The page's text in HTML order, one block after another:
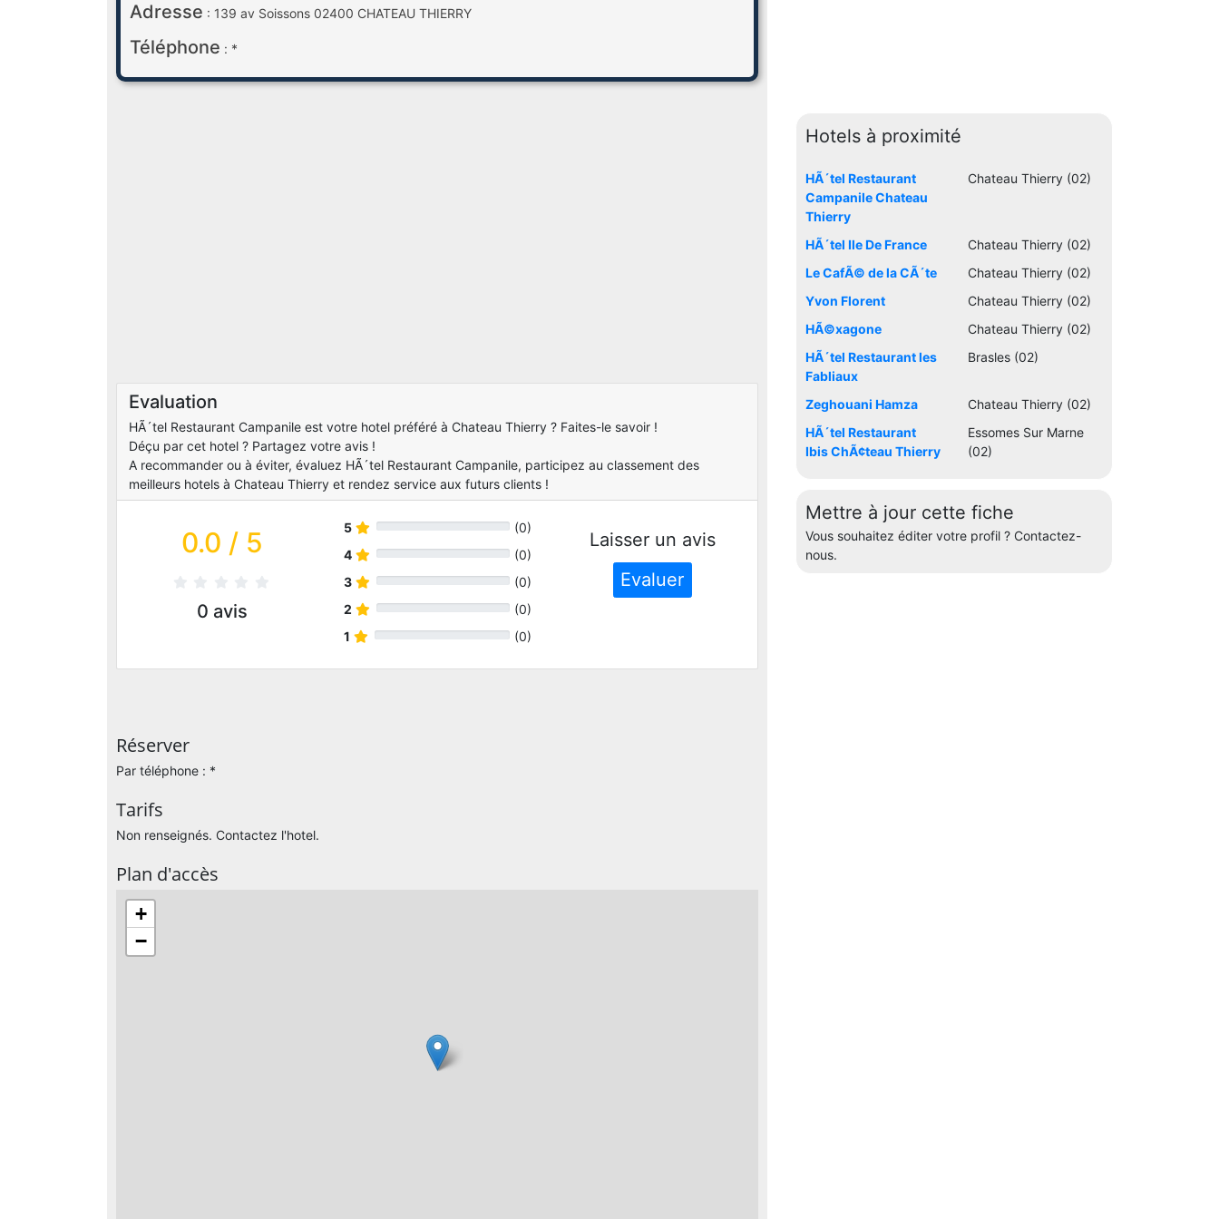
Adresse : 139 av Soissons 02400 CHATEAU THIERRY
Téléphone : *
Evaluation
HÃ´tel Restaurant Campanile est votre hotel préféré à Chateau Thierry ? Faites-le savoir !
Déçu par cet hotel ? Partagez votre avis !
A recommander ou à éviter, évaluez HÃ´tel Restaurant Campanile, participez au classement des
meilleurs hotels à Chateau Thierry et rendez service aux futurs clients !
0.0 / 5
0 avis
5 (0)
4
(0)
3
(0)
2
(0)
1
(0)
Laisser un avis
Evaluer
Réserver
Par téléphone : *
Tarifs
Non renseignés. Contactez l'hotel.
Plan d'accès
+
−
Hotels à proximité
HÃ´tel Restaurant
Campanile Chateau
Thierry
Chateau Thierry (02)
HÃ´tel Ile De France
Chateau Thierry (02)
Le CafÃ© de la CÃ´te
Chateau Thierry (02)
Yvon Florent
Chateau Thierry (02)
HÃ©xagone
Chateau Thierry (02)
HÃ´tel Restaurant les
Fabliaux
Brasles (02)
Zeghouani Hamza
Chateau Thierry (02)
HÃ´tel Restaurant
Ibis ChÃ¢teau Thierry
Essomes Sur Marne
(02)
Mettre à jour cette fiche
Vous souhaitez éditer votre profil ? Contactez-
nous.